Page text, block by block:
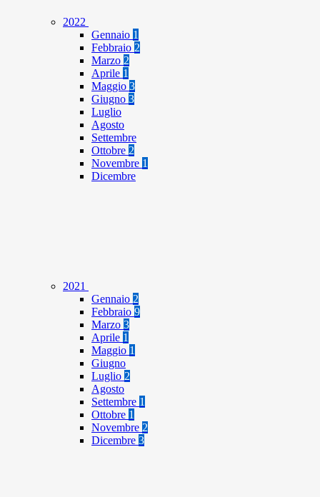
2022
Gennaio 1
Febbraio 2
Marzo 2
Aprile 1
Maggio 3
Giugno 3
Luglio
Agosto
Settembre
Ottobre 2
Novembre 1
Dicembre
2021
Gennaio 2
Febbraio 9
Marzo 3
Aprile 1
Maggio 1
Giugno
Luglio 2
Agosto
Settembre 1
Ottobre 1
Novembre 2
Dicembre 3